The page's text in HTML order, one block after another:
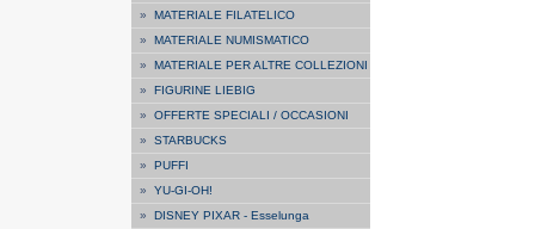
» MATERIALE FILATELICO
» MATERIALE NUMISMATICO
» MATERIALE PER ALTRE COLLEZIONI
» FIGURINE LIEBIG
» OFFERTE SPECIALI / OCCASIONI
» STARBUCKS
» PUFFI
» YU-GI-OH!
» DISNEY PIXAR - Esselunga